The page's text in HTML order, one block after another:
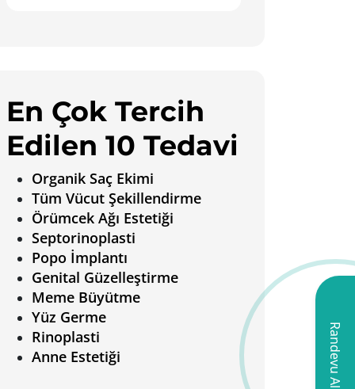
Randevu Al
En Çok Tercih
Edilen 10 Tedavi
Organik Saç Ekimi
Tüm Vücut Şekillendirme
Örümcek Ağı Estetiği
Septorinoplasti
Popo İmplantı
Genital Güzelleştirme
Meme Büyütme
Yüz Germe
Rinoplasti
Anne Estetiği